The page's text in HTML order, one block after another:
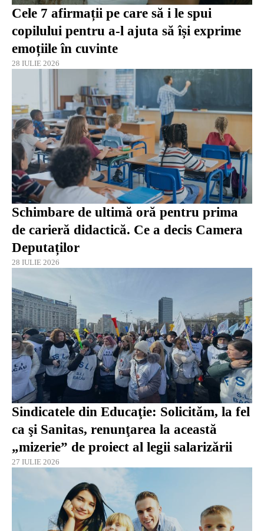
Cele 7 afirmații pe care să i le spui
copilului pentru a-l ajuta să își exprime
emoțiile în cuvinte
28 IULIE 2026
Schimbare de ultimă oră pentru prima
de carieră didactică. Ce a decis Camera
Deputaților
28 IULIE 2026
Sindicatele din Educaţie: Solicităm, la fel
ca şi Sanitas, renunţarea la această
„mizerie” de proiect al legii salarizării
27 IULIE 2026